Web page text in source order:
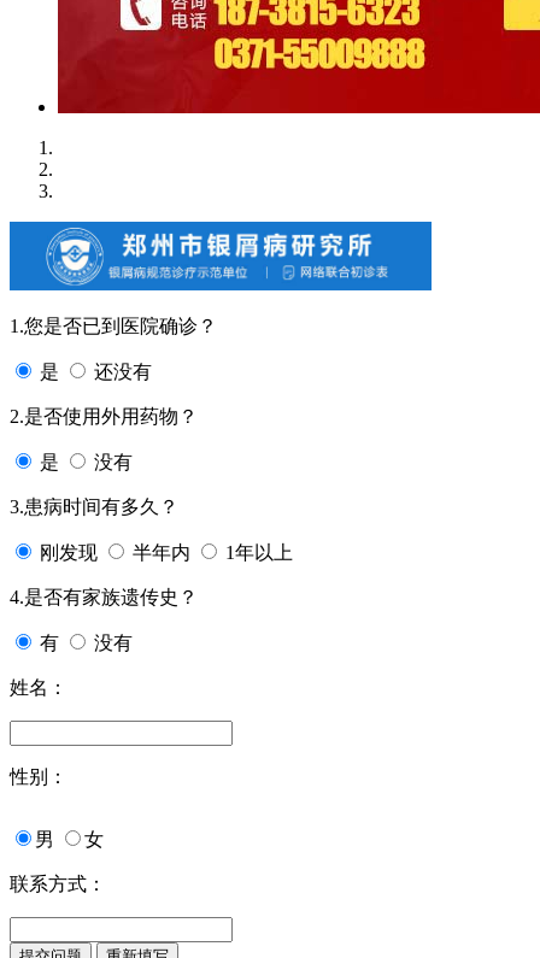
1.您是否已到医院确诊？
是 还没有
2.是否使用外用药物？
是 没有
3.患病时间有多久？
刚发现 半年内 1年以上
4.是否有家族遗传史？
有 没有
姓名：
性别：
男 女
联系方式：